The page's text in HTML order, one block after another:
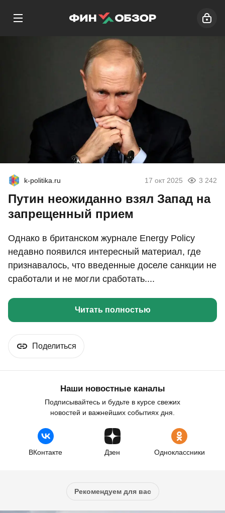
k-politika.ru 17 окт 2025 3 242
Путин неожиданно взял Запад на
запрещенный прием
Однако в британском журнале Energy Policy
недавно появился интересный материал, где
признавалось, что введенные доселе санкции не
сработали и не могли сработать....
Читать полностью
Поделиться
Наши новостные каналы
Подписывайтесь и будьте в курсе свежих
новостей и важнейших событиях дня.
ВКонтакте Дзен Одноклассники
Рекомендуем для вас